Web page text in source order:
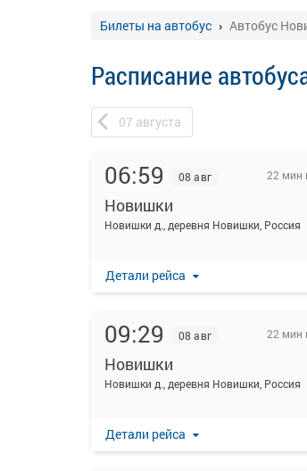
Билеты на автобус Автобус
Расписание
07 августа
06:59 08 авг 22 мин
Новишки
Новишки д., деревня Новишки, Россия
Детали рейса
09:29 08 авг 22 мин
Новишки
Новишки д., деревня Новишки, Россия
Детали рейса